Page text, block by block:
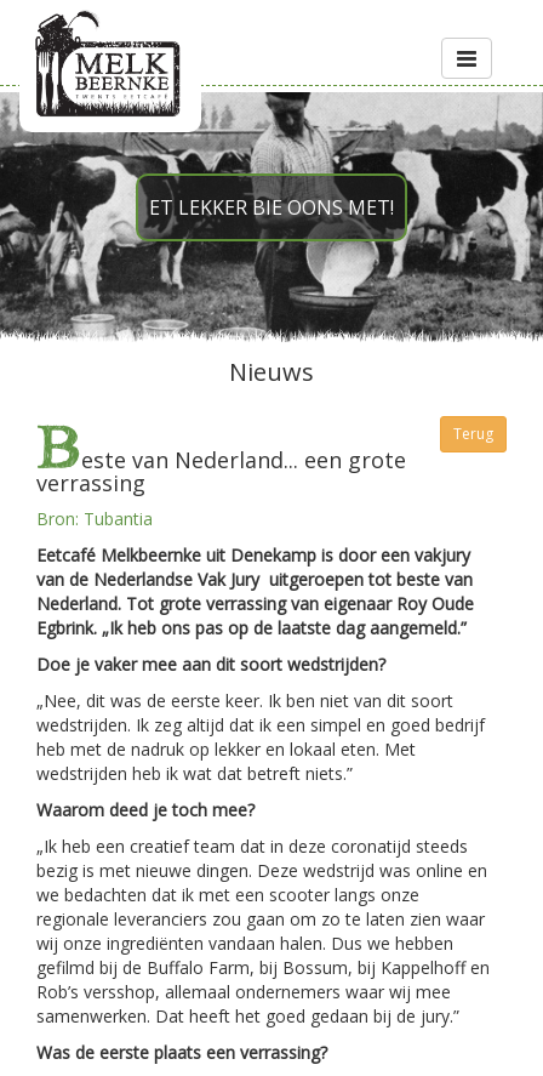
Toggle
navigation
ET LEKKER BIE OONS MET!
Nieuws
Terug
Beste van Nederland... een grote
verrassing
Bron: Tubantia
Eetcafé Melkbeernke uit Denekamp is door een vakjury
van de Nederlandse Vak Jury uitgeroepen tot beste van
Nederland. Tot grote verrassing van eigenaar Roy Oude
Egbrink. „Ik heb ons pas op de laatste dag aangemeld.”
Doe je vaker mee aan dit soort wedstrijden?
„Nee, dit was de eerste keer. Ik ben niet van dit soort
wedstrijden. Ik zeg altijd dat ik een simpel en goed bedrijf
heb met de nadruk op lekker en lokaal eten. Met
wedstrijden heb ik wat dat betreft niets.”
Waarom deed je toch mee?
„Ik heb een creatief team dat in deze coronatijd steeds
bezig is met nieuwe dingen. Deze wedstrijd was online en
we bedachten dat ik met een scooter langs onze
regionale leveranciers zou gaan om zo te laten zien waar
wij onze ingrediënten vandaan halen. Dus we hebben
gefilmd bij de Buffalo Farm, bij Bossum, bij Kappelhoff en
Rob’s versshop, allemaal ondernemers waar wij mee
samenwerken. Dat heeft het goed gedaan bij de jury.”
Was de eerste plaats een verrassing?